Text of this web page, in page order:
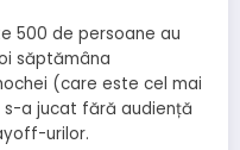
500 de persoane au
săptămâna
(care este cel mai
s-a jucat fără audiență
urilor.